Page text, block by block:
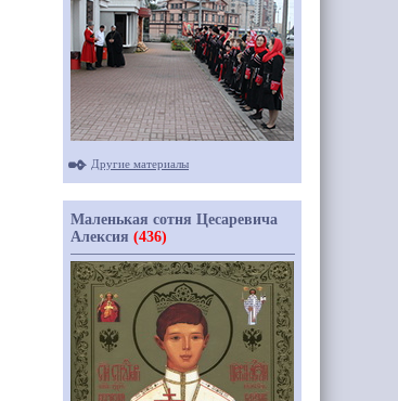
Другие материалы
Маленькая сотня Цесаревича
Алексия (436)